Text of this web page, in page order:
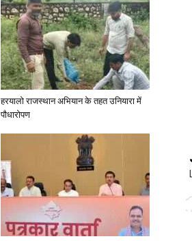
हरयालो राजस्थान अभियान के तहत उनियारा में
पौधारोपण